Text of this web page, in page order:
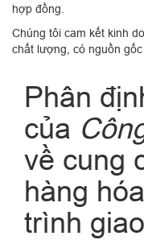
hợp đồng.
Chúng tôi cam kết kinh
chất lượng, có nguồn gốc
Phân
của
về cung
hàng
trình